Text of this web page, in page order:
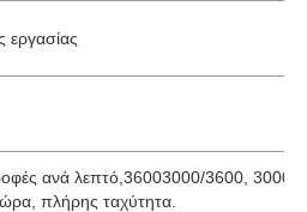
εργασίας
ανά λεπτό,36003000/3600, 3000
πλήρης ταχύτητα.